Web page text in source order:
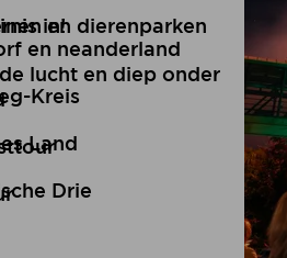
in!
lucht en diep onder
en neanderland
Kreis
Land
Drie
en dierenparken